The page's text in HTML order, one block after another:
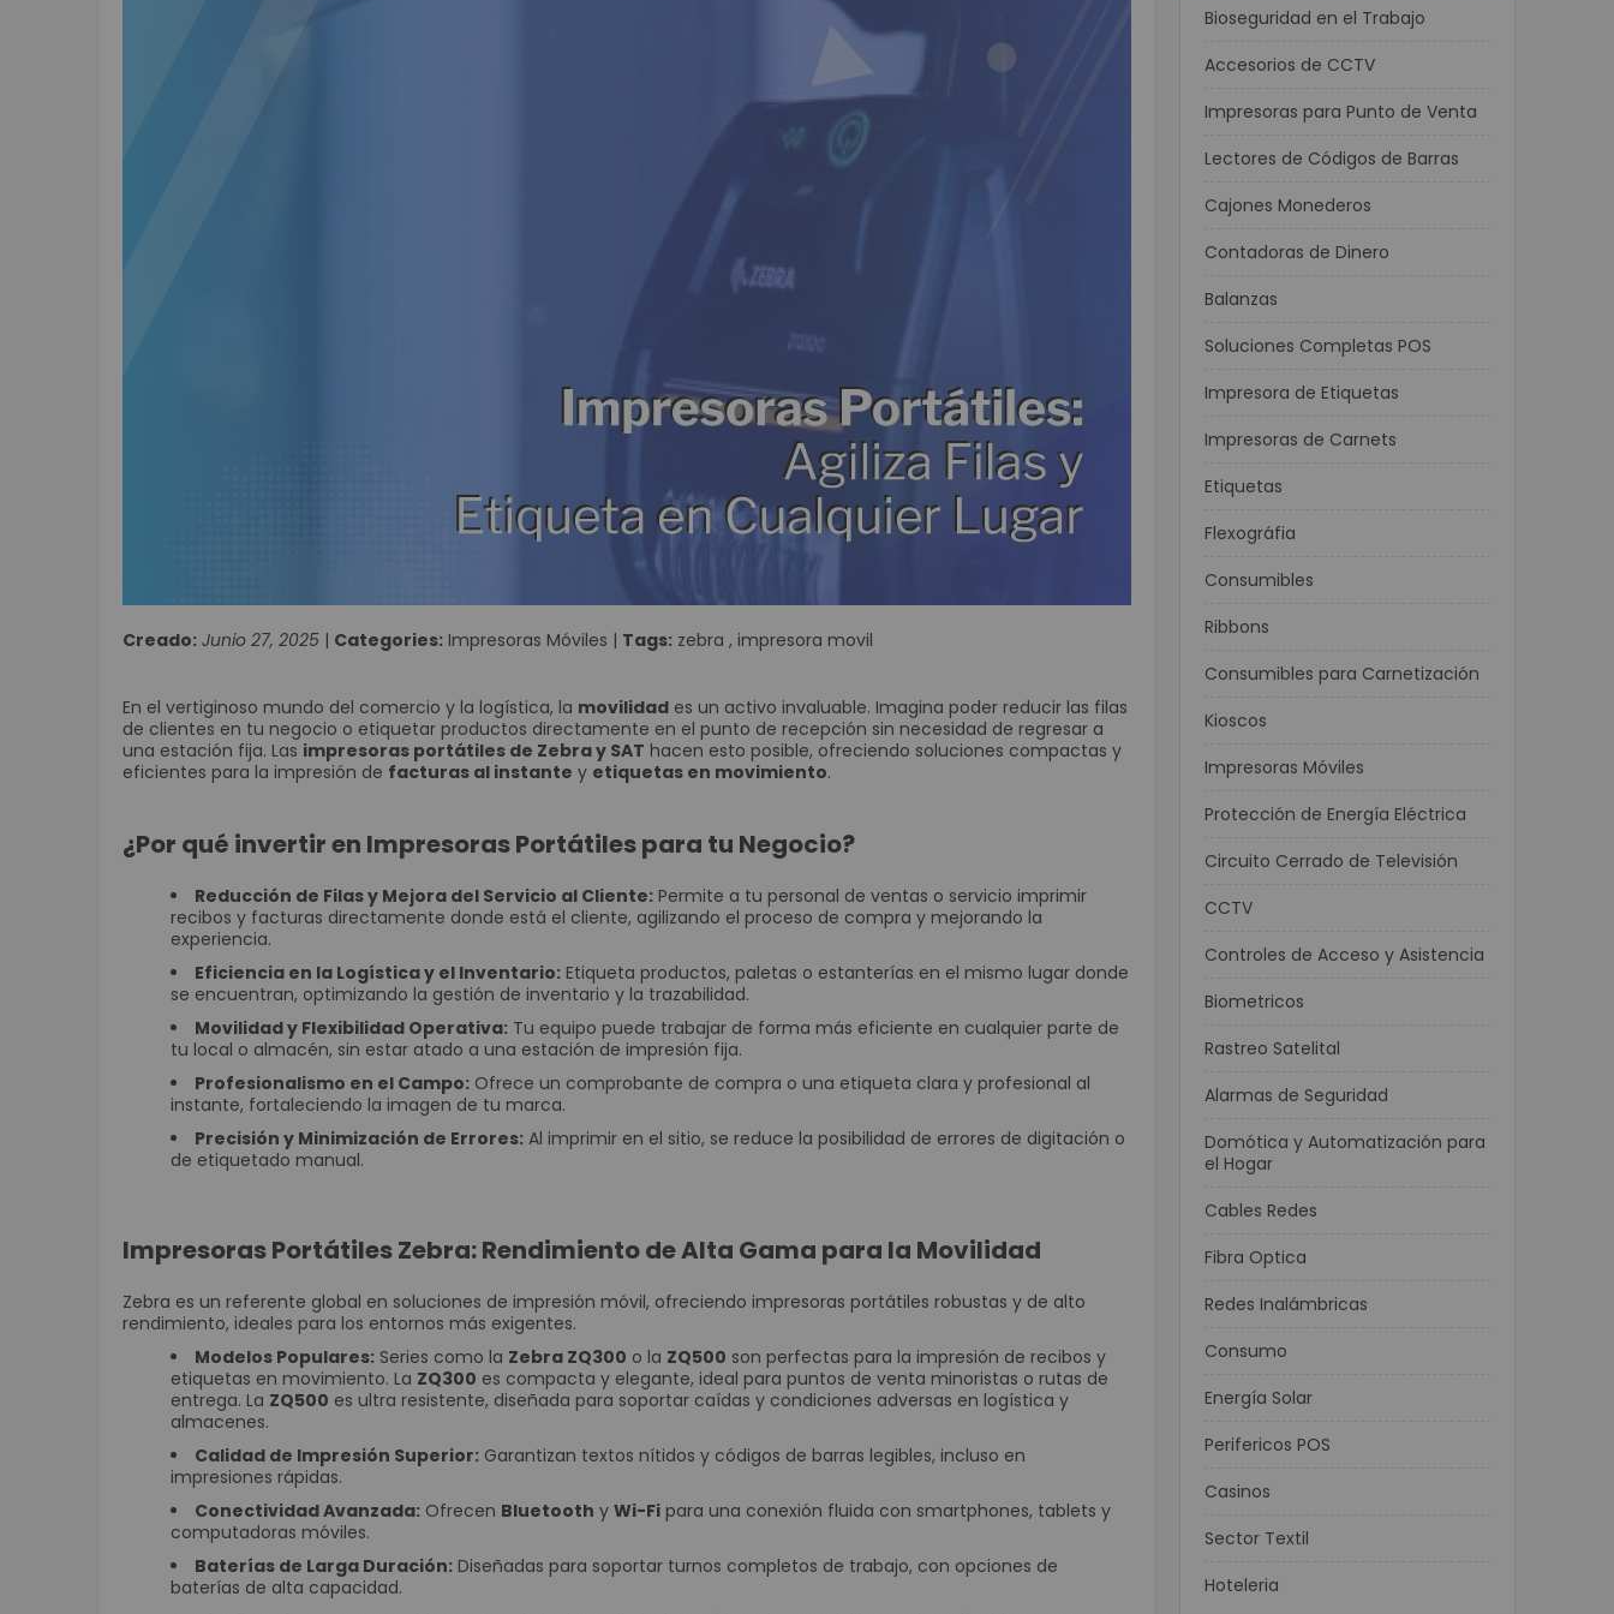
Paneles
Domótica y Automatización
UPS
Consumibles
Tarjetas PVC para Carnetización
Etiquetas Textiles
Rollos de papel
Ribbons o Cintas
Kits de Limpieza
Terminales Móviles
Impresoras Portátiles
Punto de Venta POS
Cajones Monederos
Balanzas
Pole Display o Visualizador de precios
Periféricos POS
Digitalizador de Firmas
Lectores de Banda Magnética
Impresoras para Punto de Venta POS
Impresoras Matriz de Punto
Impresoras para Kioscos y Mecanismos
Impresoras Térmicas
Contadora Discriminadora y Detectora de Billetes
Detectores de Billetes
Monitores Touch
Creado: Junio 27, 2025 | Categories: Impresoras Móviles | Tags: zebra , impresora movil
En el vertiginoso mundo del comercio y la logística, la movilidad es un activo invaluable. Imagina poder reducir las filas
de clientes en tu negocio o etiquetar productos directamente en el punto de recepción sin necesidad de regresar a
una estación fija. Las impresoras portátiles de Zebra y SAT hacen esto posible, ofreciendo soluciones compactas y
eficientes para la impresión de facturas al instante y etiquetas en movimiento.
¿Por qué invertir en Impresoras Portátiles para tu Negocio?
Reducción de Filas y Mejora del Servicio al Cliente: Permite a tu personal de ventas o servicio imprimir
recibos y facturas directamente donde está el cliente, agilizando el proceso de compra y mejorando la
experiencia.
Eficiencia en la Logística y el Inventario: Etiqueta productos, paletas o estanterías en el mismo lugar donde
se encuentran, optimizando la gestión de inventario y la trazabilidad.
Movilidad y Flexibilidad Operativa: Tu equipo puede trabajar de forma más eficiente en cualquier parte de
tu local o almacén, sin estar atado a una estación de impresión fija.
Profesionalismo en el Campo: Ofrece un comprobante de compra o una etiqueta clara y profesional al
instante, fortaleciendo la imagen de tu marca.
Precisión y Minimización de Errores: Al imprimir en el sitio, se reduce la posibilidad de errores de digitación o
de etiquetado manual.
Impresoras Portátiles Zebra: Rendimiento de Alta Gama para la Movilidad
Zebra es un referente global en soluciones de impresión móvil, ofreciendo impresoras portátiles robustas y de alto
rendimiento, ideales para los entornos más exigentes.
Modelos Populares: Series como la Zebra ZQ300 o la ZQ500 son perfectas para la impresión de recibos y
etiquetas en movimiento. La ZQ300 es compacta y elegante, ideal para puntos de venta minoristas o rutas de
entrega. La ZQ500 es ultra resistente, diseñada para soportar caídas y condiciones adversas en logística y
almacenes.
Calidad de Impresión Superior: Garantizan textos nítidos y códigos de barras legibles, incluso en
impresiones rápidas.
Conectividad Avanzada: Ofrecen Bluetooth y Wi-Fi para una conexión fluida con smartphones, tablets y
computadoras móviles.
Baterías de Larga Duración: Diseñadas para soportar turnos completos de trabajo, con opciones de
baterías de alta capacidad.
Bioseguridad en el Trabajo
Accesorios de CCTV
Impresoras para Punto de Venta
Lectores de Códigos de Barras
Cajones Monederos
Contadoras de Dinero
Balanzas
Soluciones Completas POS
Impresora de Etiquetas
Impresoras de Carnets
Etiquetas
Flexográfia
Consumibles
Ribbons
Consumibles para Carnetización
Kioscos
Impresoras Móviles
Protección de Energía Eléctrica
Circuito Cerrado de Televisión
CCTV
Controles de Acceso y Asistencia
Biometricos
Rastreo Satelital
Alarmas de Seguridad
Domótica y Automatización para
el Hogar
Cables Redes
Fibra Optica
Redes Inalámbricas
Consumo
Energía Solar
Perifericos POS
Casinos
Sector Textil
Hoteleria